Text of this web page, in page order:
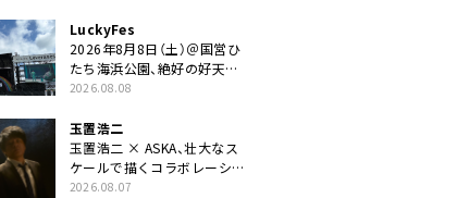
LuckyFes
2026年8月8日（土）＠国営ひ
たち海浜公園、絶好の好天の
中＜LuckyFes’26＞開幕
2026.08.08
玉置浩二
玉置浩二 × ASKA、壮大なス
ケールで描くコラボレーショ
ン曲「音銀河」リリース決定。
2026.08.07